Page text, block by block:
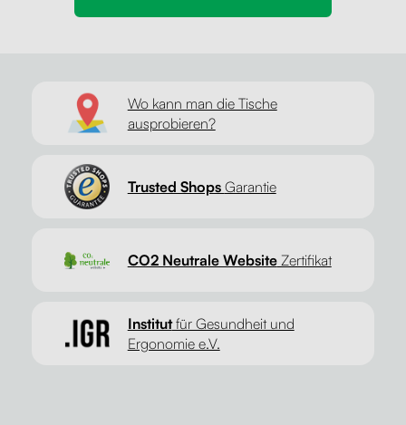
Wo kann man die Tische
ausprobieren?
Trusted Shops Garantie
CO2 Neutrale WebsiteZertifikat
Institutfür Gesundheit und
Ergonomie e.V.